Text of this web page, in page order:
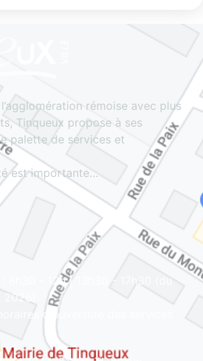
rémoise avec plus
Tinqueux propose à ses
palette de services et
est importante…
8h30 - 12h | 13h30 - 17h30 (du
d'ouverture des services